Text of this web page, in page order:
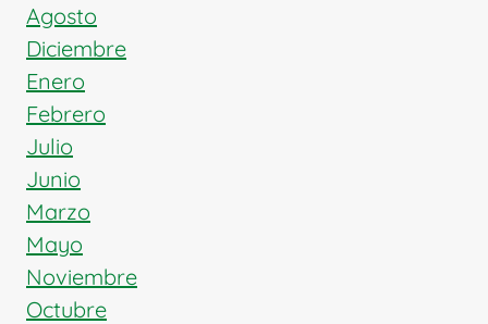
Agosto
Diciembre
Enero
Febrero
Julio
Junio
Marzo
Mayo
Noviembre
Octubre